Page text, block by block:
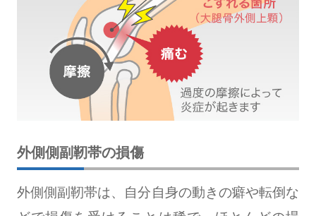
外側側副靭帯の損傷
外側側副靭帯は、自分自身の動きの癖や転倒な